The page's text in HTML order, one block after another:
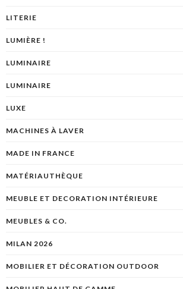
LITERIE
LUMIÈRE !
LUMINAIRE
LUMINAIRE
LUXE
MACHINES À LAVER
MADE IN FRANCE
MATÉRIAUTHÈQUE
MEUBLE ET DECORATION INTÉRIEURE
MEUBLES & CO.
MILAN 2026
MOBILIER ET DÉCORATION OUTDOOR